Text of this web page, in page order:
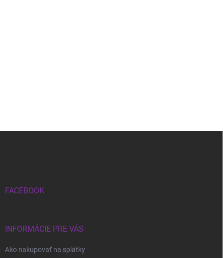
FACEBOOK
INFORMÁCIE PRE VÁS
Ako nakupovať na splátky